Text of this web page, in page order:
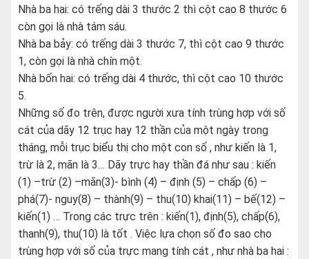
Nhà ba hai: có trếng dài 3 thước 2 thì cột cao 8 thước 6
còn gọi là nhà tám sáu.
Nhà ba bảy: có trếng dài 3 thước 7, thì cột cao 9 thước
1, còn gọi là nhà chín một.
Nhà bốn hai: có trếng dài 4 thước, thì cột cao 10 thước
5.
Những số đo trên, được người xưa tính trùng hợp với số
cát của dãy 12 trục hay 12 thần của một ngày trong
tháng, mỗi trục biểu thị cho một con số , như kiến là 1,
trừ là 2, mãn là 3… Dãy trực hay thần đá như sau : kiến
(1) –trừ (2) –mãn(3)- bình (4) – định (5) – chấp (6) –
phá(7)- nguy(8) – thành(9) – thu(10) khai(11) – bế(12) –
kiến(1) … Trong các trực trên : kiến(1), định(5), chấp(6),
thanh(9), thu(10) là tốt . Việc lựa chọn số đo sao cho
trùng hợp với số của trực mang tính cát , như nhà ba hai :